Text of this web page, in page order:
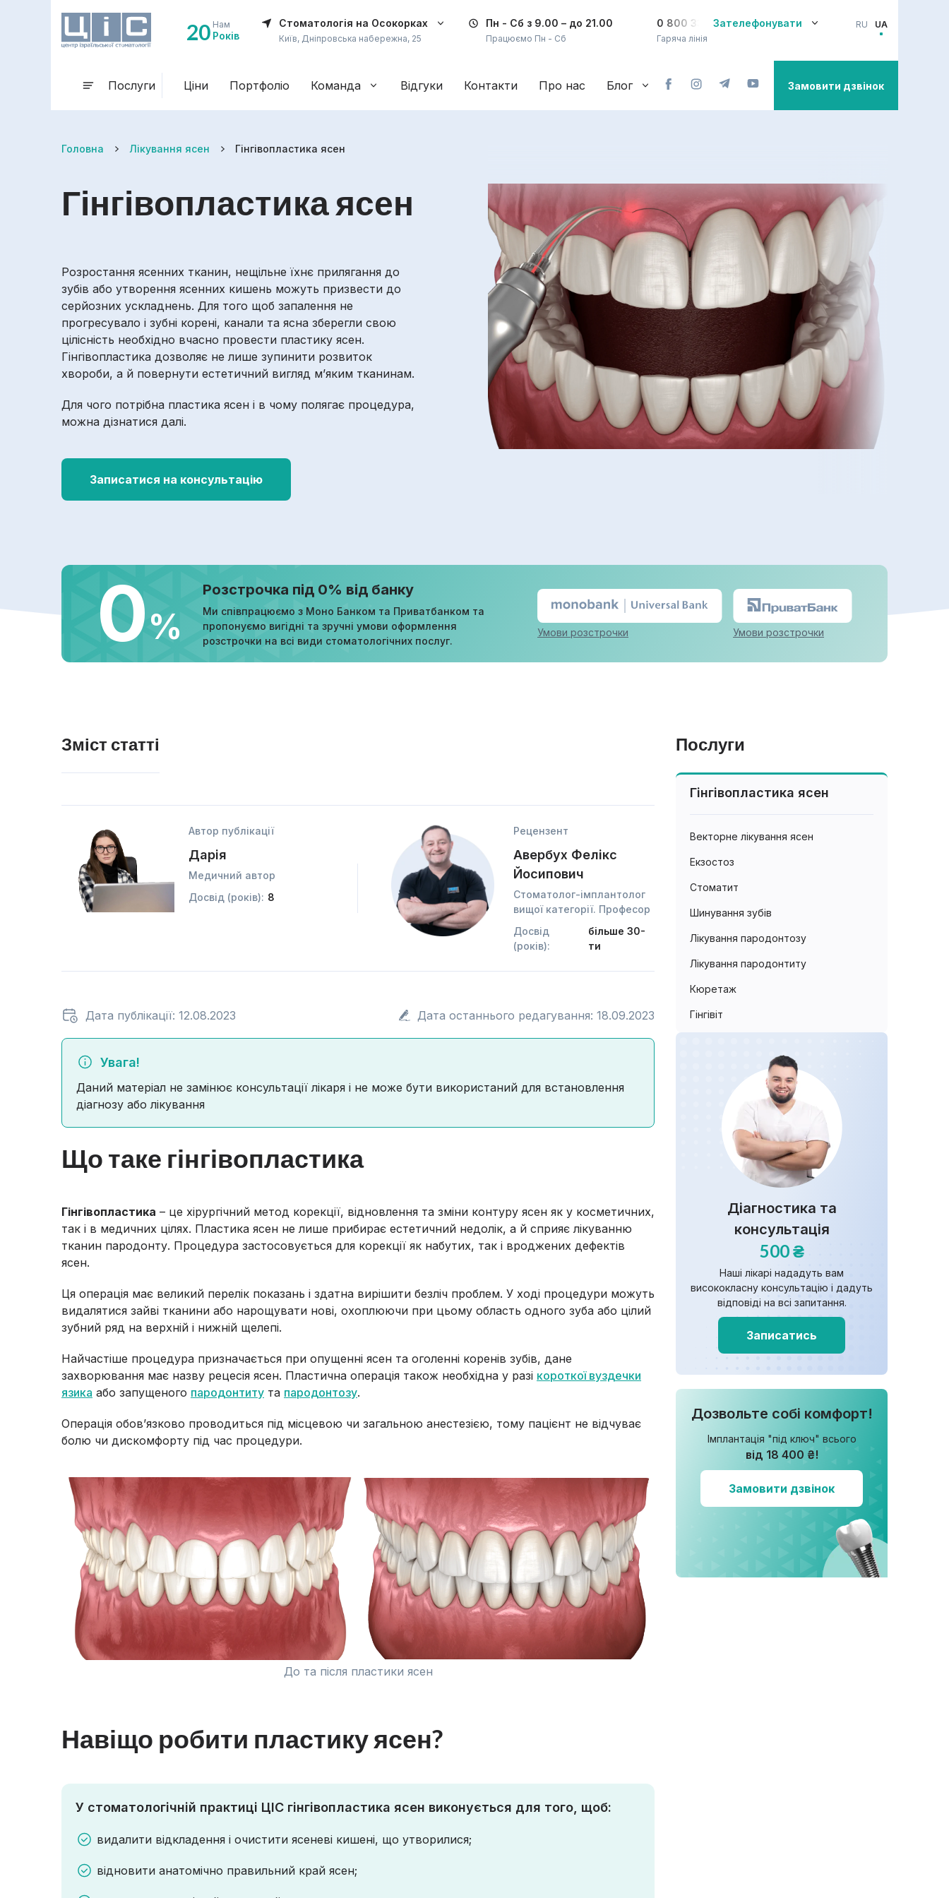
20 Нам
Років
Стоматологія на Осокорках
Київ, Дніпровська набережна, 25
Пн - Сб з 9.00 – до 21.00
Працюємо Пн - Сб
0 800 33-08-12Зателефонувати
Гаряча лінія
Послуги
RU UA
Ціни Портфоліо Команда Відгуки Контакти Про нас Блог Замовити дзвінок
Головна Лікування ясен Гінгівопластика ясен
Гінгівопластика ясен
Розростання ясенних тканин, нещільне їхнє прилягання до
зубів або утворення ясенних кишень можуть призвести до
серйозних ускладнень. Для того щоб запалення не
прогресувало і зубні корені, канали та ясна зберегли свою
цілісність необхідно вчасно провести пластику ясен.
Гінгівопластика дозволяє не лише зупинити розвиток
хвороби, а й повернути естетичний вигляд м’яким тканинам.
Для чого потрібна пластика ясен і в чому полягає процедура,
можна дізнатися далі.
Записатися на консультацію
0%
Розстрочка під 0% від банку
Ми співпрацюємо з Моно Банком та Приватбанком та
пропонуємо вигідні та зручні умови оформлення
розстрочки на всі види стоматологічних послуг.
Умови розстрочки Умови розстрочки
Зміст статті
Автор публікації
Дарія
Медичний автор
Досвід (років): 8
Рецензент
Авербух Фелікс
Йосипович
Стоматолог-імплантолог
вищої категорії. Професор
Досвід
(років):
більше 30-
ти
Дата публікації: 12.08.2023 Дата останнього редагування: 18.09.2023
Увага!
Даний матеріал не замінює консультації лікаря і не може бути використаний для встановлення
діагнозу або лікування
Що таке гінгівопластика
Гінгівопластика – це хірургічний метод корекції, відновлення та зміни контуру ясен як у косметичних,
так і в медичних цілях. Пластика ясен не лише прибирає естетичний недолік, а й сприяє лікуванню
тканин пародонту. Процедура застосовується для корекції як набутих, так і вроджених дефектів
ясен.
Ця операція має великий перелік показань і здатна вирішити безліч проблем. У ході процедури можуть
видалятися зайві тканини або нарощувати нові, охоплюючи при цьому область одного зуба або цілий
зубний ряд на верхній і нижній щелепі.
Найчастіше процедура призначається при опущенні ясен та оголенні коренів зубів, дане
захворювання має назву рецесія ясен. Пластична операція також необхідна у разі короткої вуздечки
язика або запущеного пародонтиту та пародонтозу.
Операція обов’язково проводиться під місцевою чи загальною анестезією, тому пацієнт не відчуває
болю чи дискомфорту під час процедури.
До та після пластики ясен
Навіщо робити пластику ясен?
У стоматологічній практиці ЦІС гінгівопластика ясен виконується для того, щоб:
видалити відкладення і очистити ясеневі кишені, що утворилися;
відновити анатомічно правильний край ясен;
Послуги
Гінгівопластика ясен
Векторне лікування ясен
Екзостоз
Стоматит
Шинування зубів
Лікування пародонтозу
Лікування пародонтиту
Кюретаж
Гінгівіт
Діагностика та
консультація
500 ₴
Наші лікарі нададуть вам
висококласну консультацію і дадуть
відповіді на всі запитання.
Записатись
Дозвольте собі комфорт!
Імплантація "під ключ" всього
від 18 400 ₴!
Замовити дзвінок